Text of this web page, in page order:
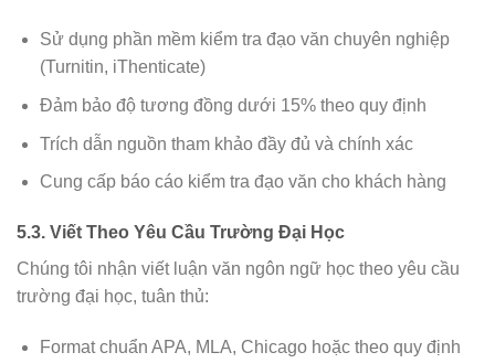
Sử dụng phần mềm kiểm tra đạo văn chuyên nghiệp
(Turnitin, iThenticate)
Đảm bảo độ tương đồng dưới 15% theo quy định
Trích dẫn nguồn tham khảo đầy đủ và chính xác
Cung cấp báo cáo kiểm tra đạo văn cho khách hàng
5.3. Viết Theo Yêu Cầu Trường Đại Học
Chúng tôi nhận viết luận văn ngôn ngữ học theo yêu cầu
trường đại học, tuân thủ:
Format chuẩn APA, MLA, Chicago hoặc theo quy định